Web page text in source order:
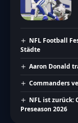
NFL Football
Städte
Aaron Donald
Commanders
NFL ist zurück:
Preseason 2026